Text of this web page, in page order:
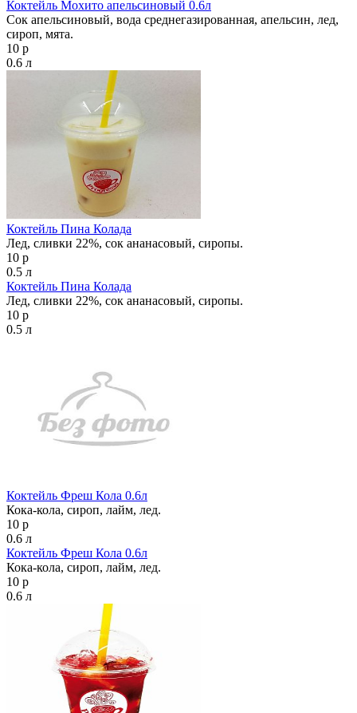
Коктейль Мохито апельсиновый 0.6л
Сок апельсиновый, вода среднегазированная, апельсин, лед,
сироп, мята.
10 р
0.6 л
Коктейль Пина Колада
Лед, сливки 22%, сок ананасовый, сиропы.
10 р
0.5 л
Коктейль Пина Колада
Лед, сливки 22%, сок ананасовый, сиропы.
10 р
0.5 л
Коктейль Фреш Кола 0.6л
Кока-кола, сироп, лайм, лед.
10 р
0.6 л
Коктейль Фреш Кола 0.6л
Кока-кола, сироп, лайм, лед.
10 р
0.6 л